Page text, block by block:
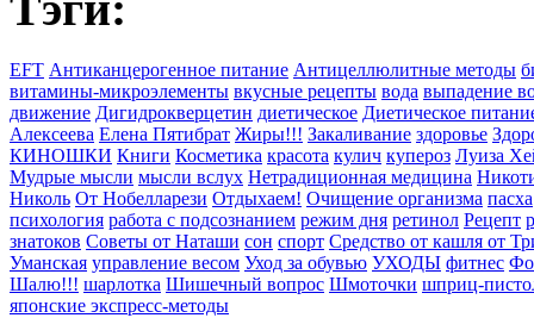
EFT Антиканцерогенное питание Антицеллюлитные методы
витамины-микроэлементы вкусные рецепты вода выпадение
движение Дигидрокверцетин диетическое Диетическое
Алексеева Елена Пятибрат Жиры!!! Закаливание здоровье
КИНОШКИ Книги Косметика красота кулич купероз Луиза
Мудрые мысли мысли вслух Нетрадиционная медицина
Николь От Нобелларези Отдыхаем! Очищение организма пасха
психология работа с подсознанием режим дня ретинол Рецепт
знатоков Советы от Наташи сон спорт Средство от кашля от
Уманская управление весом Уход за обувью УХОДЫ фитнес
Шалю!!! шарлотка Шишечный вопрос Шмоточки шприц-
японские экспресс-методы